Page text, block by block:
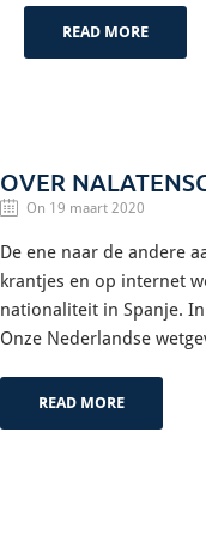
READ MORE
OVER
On 19 maart 2020
De ene naar de andere
krantjes en op internet
nationaliteit in Spanje.
Onze Nederlandse
READ MORE